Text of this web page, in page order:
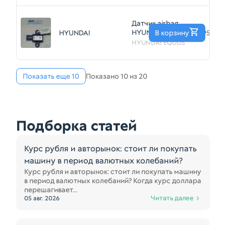
HYUNDAI
Датчик airbag
HYUNDAI EQUUS
G6DA 2013-2015
HYUNDAI EQUUS
В корзину
Показать еще 10 Показано 10 из 20
Подборка статей
Курс рубля и авторынок: стоит ли покупать
машину в период валютных колебаний?
Курс рубля и авторынок: стоит ли покупать машину
в период валютных колебаний? Когда курс доллара
перешагивает...
05 авг. 2026 Читать далее